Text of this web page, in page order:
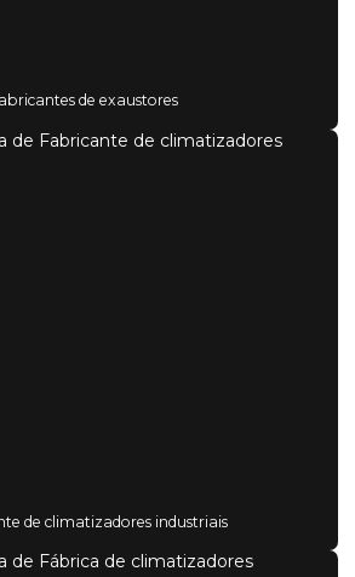
de exaustores
de climatizadores industriais